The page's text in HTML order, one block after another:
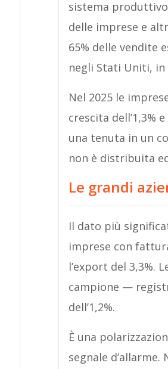
sistema
delle imprese e
65% delle vendite
negli Stati Uniti, in
Nel 2025 le
crescita dell’1,3%
una tenuta in un
non è distribuita
Le grandi
Il dato più
imprese con
l’export del 3,3%.
campione —
dell’1,2%.
È una
segnale